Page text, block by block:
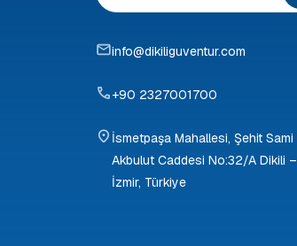
info@dikiliguventur.com
+90 2327001700
İsmetpaşa Mahallesi, Şehit Sami
Akbulut Caddesi No:32/A Dikili –
İzmir, Türkiye